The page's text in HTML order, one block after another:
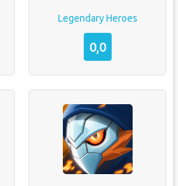
Legendary Heroes
0,0